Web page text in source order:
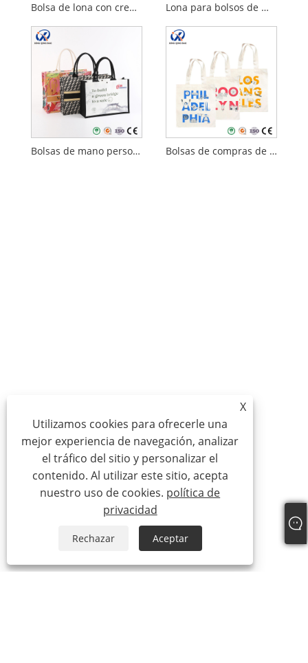
Bolsa de lona con cremallera Lona para bolsos de mano
Bolsas de mano personalizadas Bolsas de compras de lona
X
Utilizamos cookies para ofrecerle una
mejor experiencia de navegación, analizar
el tráfico del sitio y personalizar el
contenido. Al utilizar este sitio, acepta
nuestro uso de cookies. política de
privacidad
Rechazar Aceptar